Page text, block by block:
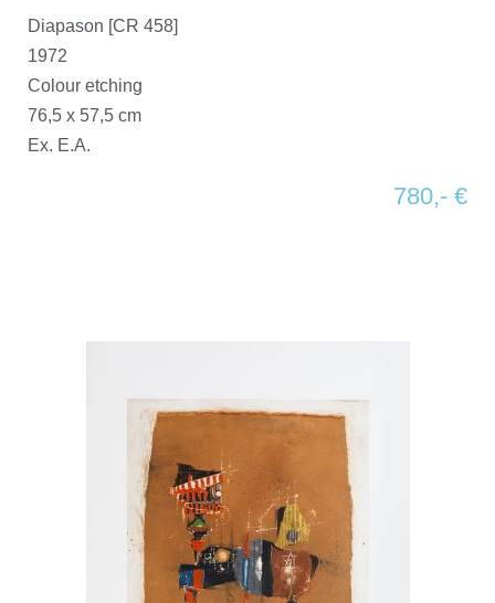
Diapason [CR 458]
1972
Colour etching
76,5 x 57,5 cm
Ex. E.A.
780,- €